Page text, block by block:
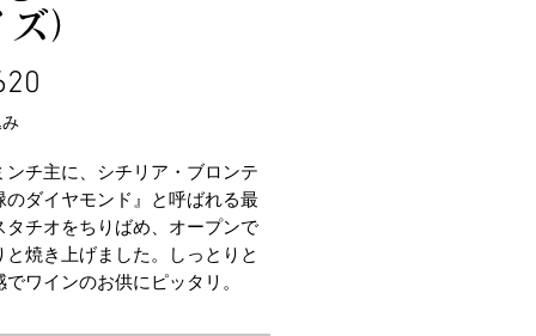
）
ンチ主に、シチリア・ブロンテ
のダイヤモンド』と呼ばれる最
タチオをちりばめ、オープンで
と焼き上げました。しっとりと
でワインのお供にピッタリ。